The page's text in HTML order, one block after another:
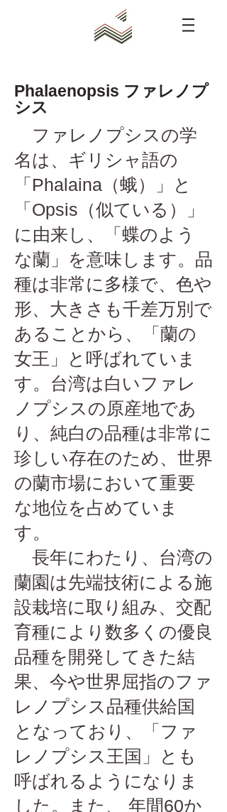
​Phalaenopsis ファレノプ
シス
ファレノプシスの学
名は、ギリシャ語の
「Phalaina（蛾）」と
「Opsis（似ている）」
に由来し、「蝶のよう
な蘭」を意味します。品
種は非常に多様で、色や
形、大きさも千差万別で
あることから、「蘭の
女王」と呼ばれていま
す。台湾は白いファレ
ノプシスの原産地であ
り、純白の品種は非常に
珍しい存在のため、世界
の蘭市場において重要
な地位を占めていま
す。
長年にわたり、台湾の
蘭園は先端技術による施
設栽培に取り組み、交配
育種により数多くの優良
品種を開発してきた結
果、今や世界屈指のファ
レノプシス品種供給国
となっており、「ファ
レノプシス王国」とも
呼ばれるようになりま
した。また、 年間60か